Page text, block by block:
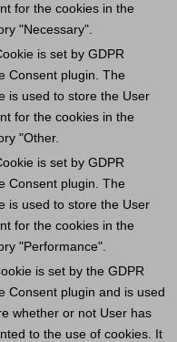
for the cookies in the
"Necessary".
is set by GDPR
Consent plugin. The
is used to store the User
for the cookies in the
"Other.
is set by GDPR
Consent plugin. The
is used to store the User
for the cookies in the
"Performance".
is set by the GDPR
Consent plugin and is used
whether or not User has
to the use of cookies. It